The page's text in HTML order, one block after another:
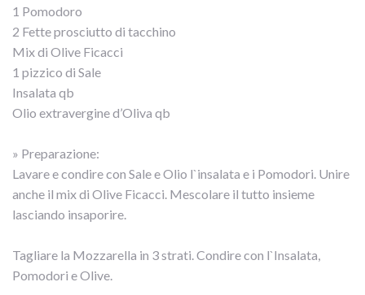
1 Pomodoro
2 Fette prosciutto di tacchino
Mix di Olive Ficacci
1 pizzico di Sale
Insalata qb
Olio extravergine d’Oliva qb
» Preparazione:
Lavare e condire con Sale e Olio l`insalata e i Pomodori. Unire
anche il mix di Olive Ficacci. Mescolare il tutto insieme
lasciando insaporire.
Tagliare la Mozzarella in 3 strati. Condire con l`Insalata,
Pomodori e Olive.